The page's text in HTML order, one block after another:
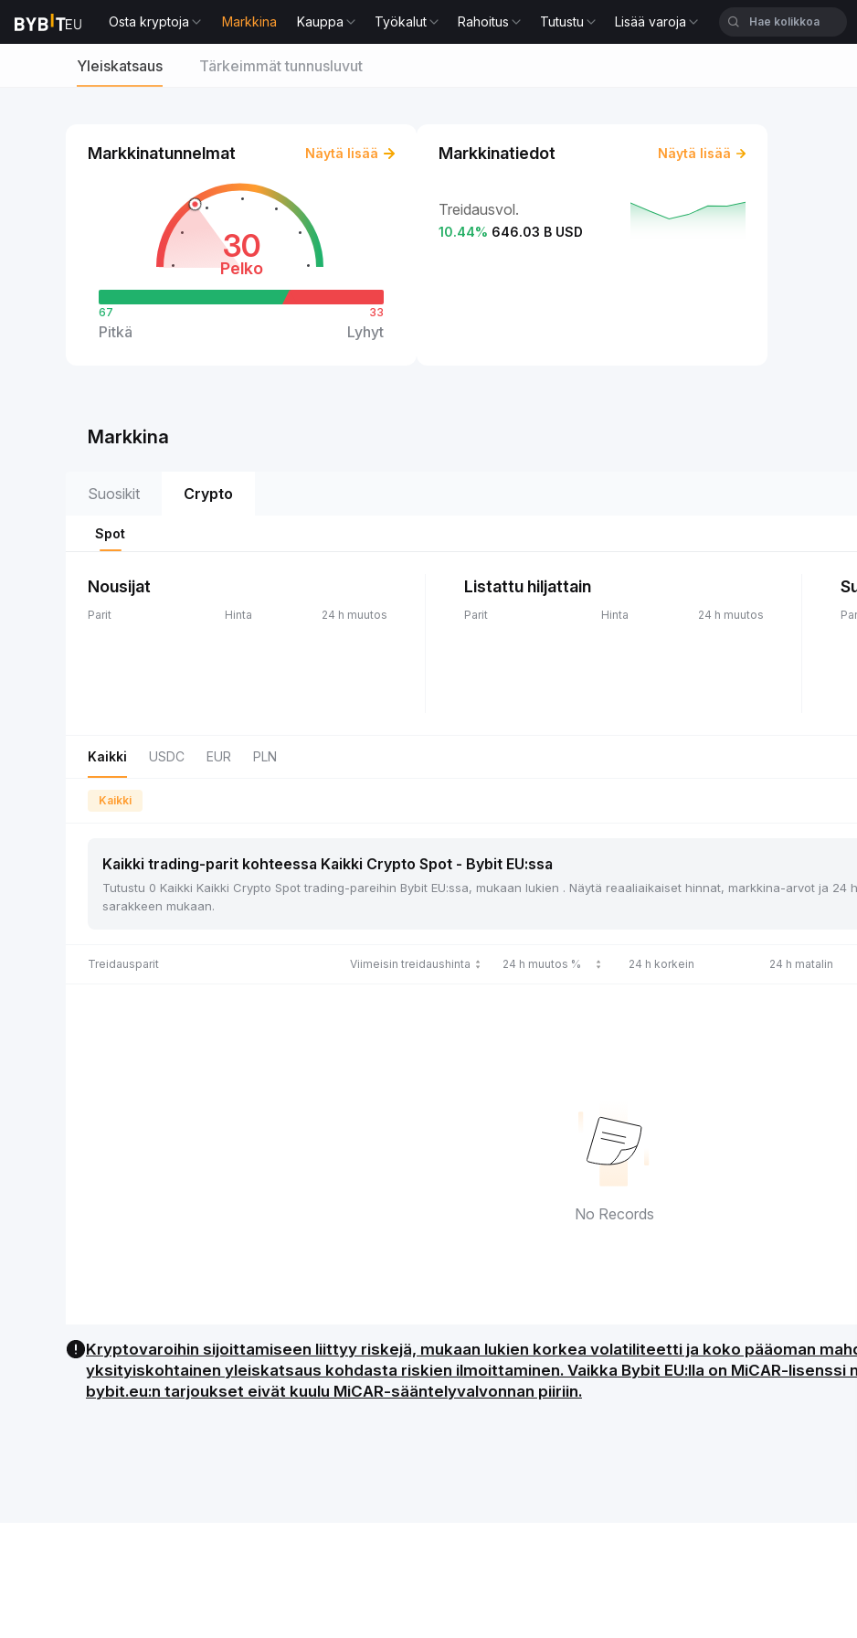
Osta kryptoja Markkina Kauppa Työkalut Rahoitus Tutustu Lisää varoja
Yleiskatsaus Tärkeimmät tunnusluvut
Markkinatunnelmat Näytä lisää
30
Pelko
67
Pitkä
33
Lyhyt
Markkinatiedot Näytä lisää
Treidausvol.
10.44% 646.03 B USD
Markkina
Suosikit Crypto
Spot
Nousijat
Parit Hinta 24 h muutos
Listattu hiljattain
Parit Hinta 24 h muutos
Kaikki USDC EUR PLN
Kaikki
Kaikki trading-parit kohteessa Kaikki Crypto Spot - Bybit EU:ssa
Tutustu 0 Kaikki Kaikki Crypto Spot trading-pareihin Bybit EU:ssa, mukaan lukien . Näytä reaaliaikaiset hinnat, markkina-arvot ja 24
sarakkeen mukaan.
Treidausparit Viimeisin treidaushinta 24 h muutos % 24 h korkein 24 h matalin
No Records
Kryptovaroihin sijoittamiseen liittyy riskejä, mukaan lukien korkea volatiliteetti ja koko pääoman
yksityiskohtainen yleiskatsaus kohdasta riskien ilmoittaminen. Vaikka Bybit EU:lla on MiCAR-
bybit.eu:n tarjoukset eivät kuulu MiCAR-sääntelyvalvonnan piiriin.